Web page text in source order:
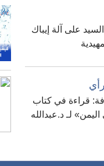
على آلة إيباك
قراءة في كتاب
لـ د.عبدالله